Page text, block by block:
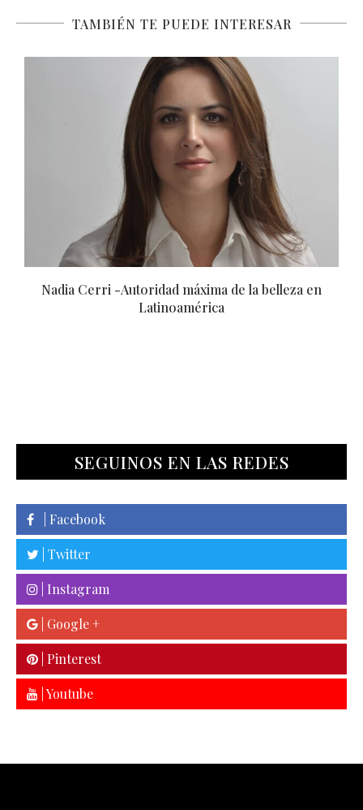
TAMBIÉN TE PUEDE INTERESAR
Nadia Cerri -Autoridad máxima de la belleza en
Latinoamérica
SEGUINOS EN LAS REDES
| Facebook
| Twitter
| Instagram
| Google +
| Pinterest
| Youtube